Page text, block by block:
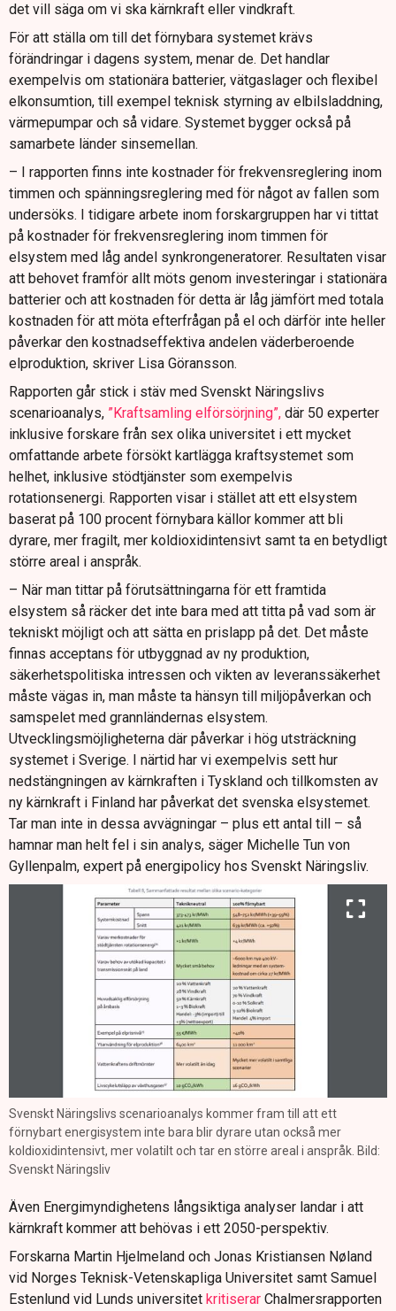
det vill säga om vi ska kärnkraft eller vindkraft.
För att ställa om till det förnybara systemet krävs
förändringar i dagens system, menar de. Det handlar
exempelvis om stationära batterier, vätgaslager och flexibel
elkonsumtion, till exempel teknisk styrning av elbilsladdning,
värmepumpar och så vidare. Systemet bygger också på
samarbete länder sinsemellan.
– I rapporten finns inte kostnader för frekvensreglering inom
timmen och spänningsreglering med för något av fallen som
undersöks. I tidigare arbete inom forskargruppen har vi tittat
på kostnader för frekvensreglering inom timmen för
elsystem med låg andel synkrongeneratorer. Resultaten visar
att behovet framför allt möts genom investeringar i stationära
batterier och att kostnaden för detta är låg jämfört med totala
kostnaden för att möta efterfrågan på el och därför inte heller
påverkar den kostnadseffektiva andelen väderberoende
elproduktion, skriver Lisa Göransson.
Rapporten går stick i stäv med Svenskt Näringslivs
scenarioanalys, ”Kraftsamling elförsörjning”, där 50 experter
inklusive forskare från sex olika universitet i ett mycket
omfattande arbete försökt kartlägga kraftsystemet som
helhet, inklusive stödtjänster som exempelvis
rotationsenergi. Rapporten visar i stället att ett elsystem
baserat på 100 procent förnybara källor kommer att bli
dyrare, mer fragilt, mer koldioxidintensivt samt ta en betydligt
större areal i anspråk.
– När man tittar på förutsättningarna för ett framtida
elsystem så räcker det inte bara med att titta på vad som är
tekniskt möjligt och att sätta en prislapp på det. Det måste
finnas acceptans för utbyggnad av ny produktion,
säkerhetspolitiska intressen och vikten av leveranssäkerhet
måste vägas in, man måste ta hänsyn till miljöpåverkan och
samspelet med grannländernas elsystem.
Utvecklingsmöjligheterna där påverkar i hög utsträckning
systemet i Sverige. I närtid har vi exempelvis sett hur
nedstängningen av kärnkraften i Tyskland och tillkomsten av
ny kärnkraft i Finland har påverkat det svenska elsystemet.
Tar man inte in dessa avvägningar – plus ett antal till – så
hamnar man helt fel i sin analys, säger Michelle Tun von
Gyllenpalm, expert på energipolicy hos Svenskt Näringsliv.
Svenskt Näringslivs scenarioanalys kommer fram till att ett
förnybart energisystem inte bara blir dyrare utan också mer
koldioxidintensivt, mer volatilt och tar en större areal i anspråk. Bild:
Svenskt Näringsliv
Även Energimyndighetens långsiktiga analyser landar i att
kärnkraft kommer att behövas i ett 2050-perspektiv.
Forskarna Martin Hjelmeland och Jonas Kristiansen Nøland
vid Norges Teknisk-Vetenskapliga Universitet samt Samuel
Estenlund vid Lunds universitet kritiserar Chalmersrapporten